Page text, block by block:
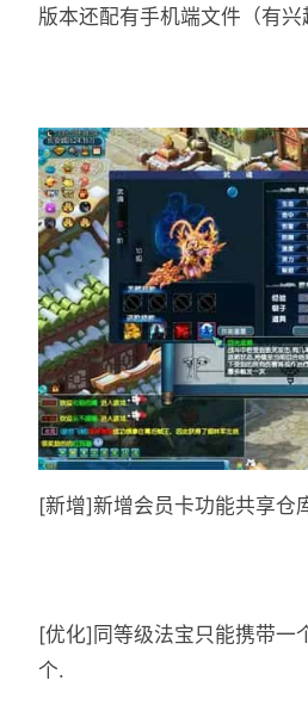
版本还配有手机端文件（有兴
[新增]新增会员卡功能共享仓
[优化]同等级法宝只能携带一
个.